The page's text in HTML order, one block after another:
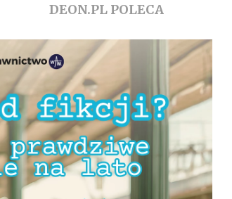
DEON.PL POLECA